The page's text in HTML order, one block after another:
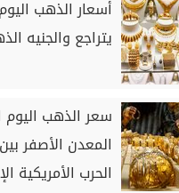
يتراجع والجنيه
سعر الذهب
المعدن الأصفر
الحرب الأمريكية